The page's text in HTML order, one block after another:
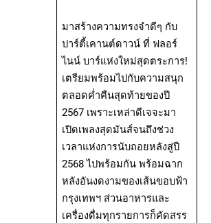
มาสร้างความทรงจำดีๆ กับ
ปาร์ตี้เคานต์ดาวน์ ที่ ฟลอร์
ไนน์ บาร์แห่งใหม่สุดตระการ!
เตรียมพร้อมไปกับความสนุก
ตลอดค่ำคืนสุดท้ายของปี
2567 เพราะเหล่าดีเจจะมา
เปิดเพลงสุดมันส์จนถึงช่วง
เวลาแห่งการนับถอยหลังสู่ปี
2568 ไปพร้อมกัน พร้อมฉาก
หลังอันงดงามของเส้นขอบฟ้า
กรุงเทพฯ ส่วนอาหารและ
เครื่องดื่มทุกรายการก็คัดสรร